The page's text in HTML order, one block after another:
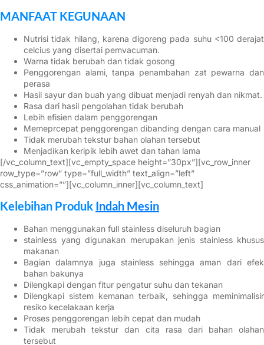
MANFAAT KEGUNAAN
Nutrisi tidak hilang, karena digoreng pada suhu <100 derajat
celcius yang disertai pemvacuman.
Warna tidak berubah dan tidak gosong
Penggorengan alami, tanpa penambahan zat pewarna dan
perasa
Hasil sayur dan buah yang dibuat menjadi renyah dan nikmat.
Rasa dari hasil pengolahan tidak berubah
Lebih efisien dalam penggorengan
Memeprcepat penggorengan dibanding dengan cara manual
Tidak merubah tekstur bahan olahan tersebut
Menjadikan keripik lebih awet dan tahan lama
[/vc_column_text][vc_empty_space height=”30px”][vc_row_inner
row_type=”row” type=”full_width” text_align=”left”
css_animation=””][vc_column_inner][vc_column_text]
Kelebihan Produk Indah Mesin
Bahan menggunakan full stainless diseluruh bagian
stainless yang digunakan merupakan jenis stainless khusus
makanan
Bagian dalamnya juga stainless sehingga aman dari efek
bahan bakunya
Dilengkapi dengan fitur pengatur suhu dan tekanan
Dilengkapi sistem kemanan terbaik, sehingga meminimalisir
resiko kecelakaan kerja
Proses penggorengan lebih cepat dan mudah
Tidak merubah tekstur dan cita rasa dari bahan olahan
tersebut